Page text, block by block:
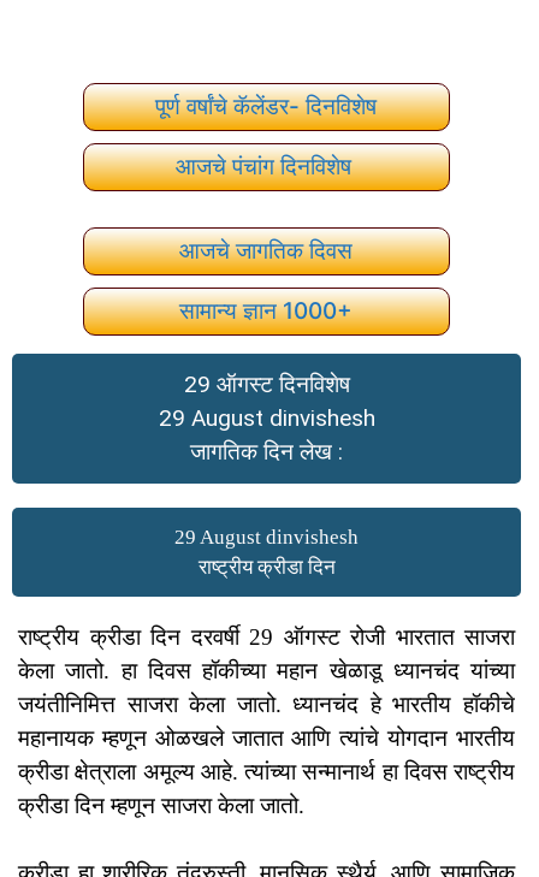
पूर्ण वर्षांचे कॅलेंडर- दिनविशेष
आजचे पंचांग दिनविशेष
आजचे जागतिक दिवस
सामान्य ज्ञान 1000+
29 ऑगस्ट दिनविशेष
29 August dinvishesh
जागतिक दिन लेख :
29 August dinvishesh
राष्ट्रीय क्रीडा दिन
राष्ट्रीय क्रीडा दिन दरवर्षी 29 ऑगस्ट रोजी भारतात साजरा
केला जातो. हा दिवस हॉकीच्या महान खेळाडू ध्यानचंद यांच्या
जयंतीनिमित्त साजरा केला जातो. ध्यानचंद हे भारतीय हॉकीचे
महानायक म्हणून ओळखले जातात आणि त्यांचे योगदान भारतीय
क्रीडा क्षेत्राला अमूल्य आहे. त्यांच्या सन्मानार्थ हा दिवस राष्ट्रीय
क्रीडा दिन म्हणून साजरा केला जातो.